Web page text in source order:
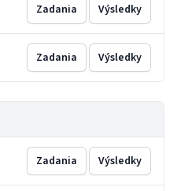
Zadania Výsledky
Zadania Výsledky
Zadania Výsledky